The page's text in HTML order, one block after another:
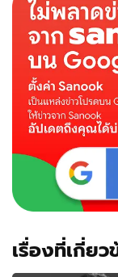
เรื่องที่เกี่ย